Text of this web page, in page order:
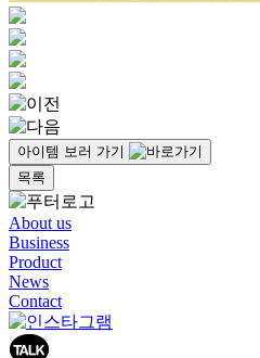
아이템 보러 가기
목록
About us
Business
Product
News
Contact